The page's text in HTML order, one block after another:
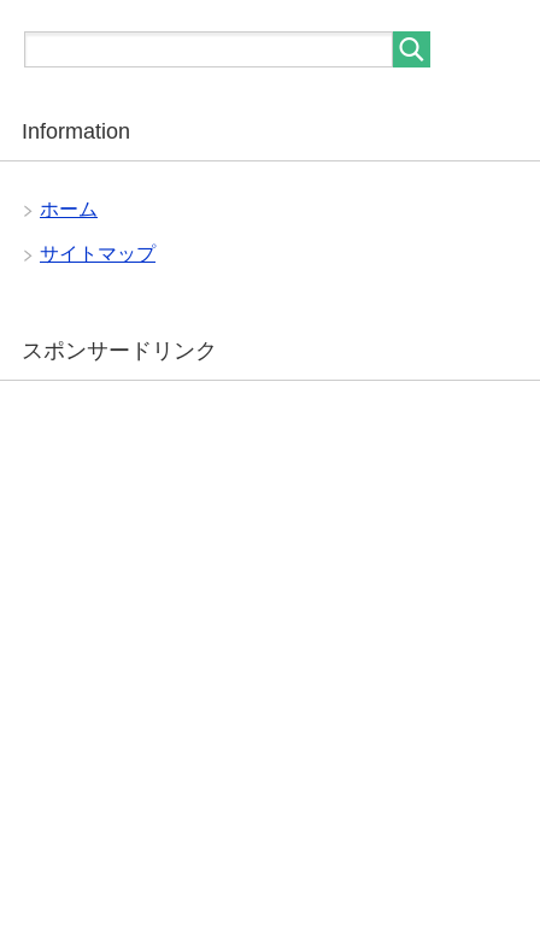
Information
ホーム
サイトマップ
スポンサードリンク